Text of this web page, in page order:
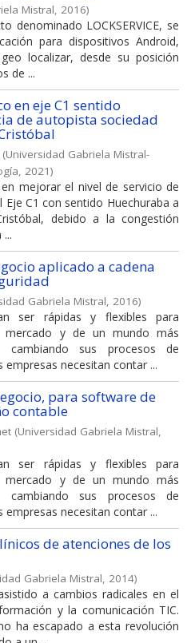
Mistral, 2016)
denominado LOCKSERVICE, se
para dispositivos Android,
localizar, desde su posición
de ...
en eje C1 sentido
de autopista sociedad
(Universidad Gabriela Mistral-
, 2021)
mejorar el nivel de servicio de
Eje C1 con sentido Huechuraba a
debido a la congestión
aplicado a cadena
Gabriela Mistral, 2016)
ser rápidas y flexibles para
mercado y de un mundo más
cambiando sus procesos de
necesitan contar ...
para software de
contable
(Universidad Gabriela Mistral,
ser rápidas y flexibles para
mercado y de un mundo más
cambiando sus procesos de
necesitan contar ...
de atenciones de los
Gabriela Mistral, 2014)
a cambios radicales en el
y la comunicación TIC.
ha escapado a esta revolución